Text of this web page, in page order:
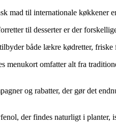
mad til internationale køkkener
til desserter er der
både lækre kødretter, friske
omfatter alt fra
og rabatter, der gør det
der findes naturligt i